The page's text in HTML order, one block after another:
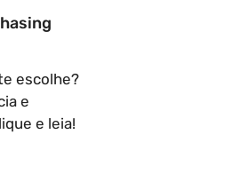
escolhe?
e
e leia!